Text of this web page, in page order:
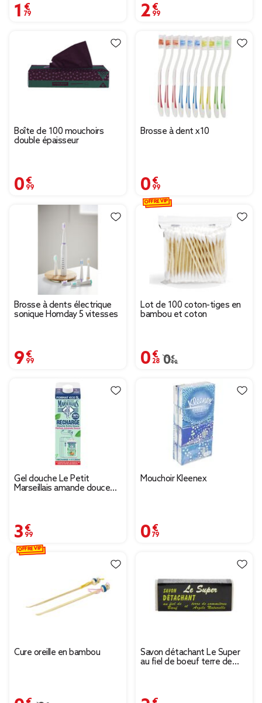
1,79 € 2,99 €
Boîte de 100 mouchoirs
double épaisseur
0,99 €
Brosse à dent x10
0,99 €
Brosse à dents électrique
sonique Homday 5 vitesses
9,99 €
Lot de 100 coton-tiges en
bambou et coton
0,28 €
Prix remisé de 0,40 €
0,40 €
OFFRE VIP
Gel douche Le Petit
Marseillais amande douce
3,99 €
Mouchoir Kleenex
0,79 €
Cure oreille en bambou
0,62 €
OFFRE VIP
Savon détachant Le Super
au fiel de boeuf terre de
2,50 €